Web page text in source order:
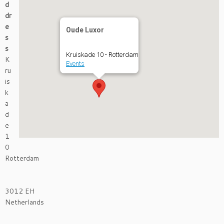
Oude Luxor
Kruiskade 10 - Rotterdam
Events
d
dr
e
s
s
K
ru
is
k
a
d
e
1
0
Rotterdam
3012 EH
Netherlands